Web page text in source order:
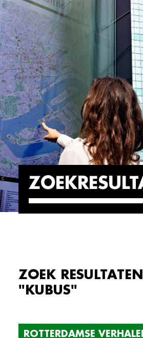
ZOEK
"KUBUS"
ROTTERDAMSE